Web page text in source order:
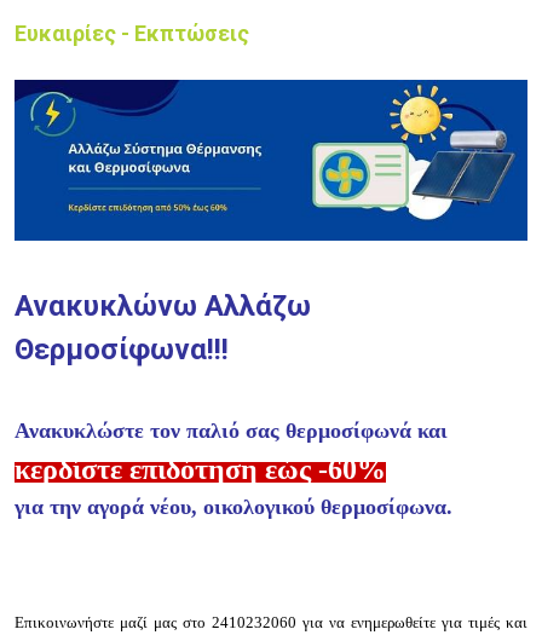
Ευκαιρίες - Εκπτώσεις
Ανακυκλώνω Αλλάζω
Θερμοσίφωνα!!!
Ανακυκλώστε τον παλιό σας θερμοσίφωνά και
κερδίστε επιδότηση εώς -60%
για την αγορά νέου, οικολογικού θερμοσίφωνα.
Επικοινωνήστε μαζί μας στο 2410232060 για να ενημερωθείτε για τιμές και